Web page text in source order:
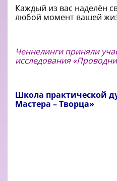
Каждый из вас наделён
любой момент вашей
Ченнелинги приняли
исследования
Школа практической
Мастера – Творца»